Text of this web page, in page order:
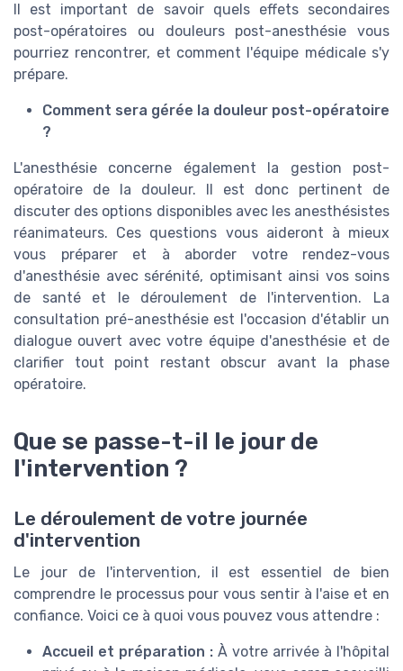
Il est important de savoir quels effets secondaires
post-opératoires ou douleurs post-anesthésie vous
pourriez rencontrer, et comment l'équipe médicale s'y
prépare.
Comment sera gérée la douleur post-opératoire
?
L'anesthésie concerne également la gestion post-
opératoire de la douleur. Il est donc pertinent de
discuter des options disponibles avec les anesthésistes
réanimateurs. Ces questions vous aideront à mieux
vous préparer et à aborder votre rendez-vous
d'anesthésie avec sérénité, optimisant ainsi vos soins
de santé et le déroulement de l'intervention. La
consultation pré-anesthésie est l'occasion d'établir un
dialogue ouvert avec votre équipe d'anesthésie et de
clarifier tout point restant obscur avant la phase
opératoire.
Que se passe-t-il le jour de
l'intervention ?
Le déroulement de votre journée
d'intervention
Le jour de l'intervention, il est essentiel de bien
comprendre le processus pour vous sentir à l'aise et en
confiance. Voici ce à quoi vous pouvez vous attendre :
Accueil et préparation : À votre arrivée à l'hôpital